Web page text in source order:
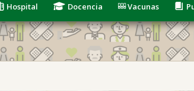
Hospital Docencia Vacunas